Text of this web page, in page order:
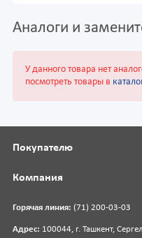
Аналоги и
У данного товара нет
посмотреть товары в
Горячая линия: (71) 200-03-03
Адрес: 100044, г. Ташкент,
Покупателю
Компания